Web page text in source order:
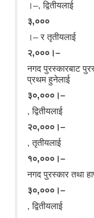
।–, द्वितीयलाई
३,०००
।– र तृतीयलाई
२,०००।–
नगद पुरस्कारबाट
प्रथम हुनेलाई
३०,०००।–
, द्वितीयलाई
२०,०००।–
, तृतीयलाई
१०,०००।–
नगद पुरस्कार तथा
३०,०००।–
, द्वितीयलाई